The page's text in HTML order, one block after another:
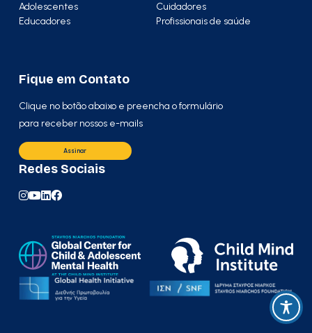
Adolescentes
Cuidadores
Educadores
Profissionais de saúde
Fique em Contato
Clique no botão abaixo e preencha o formulário
para receber nossos e-mails
Assinar
Redes Sociais